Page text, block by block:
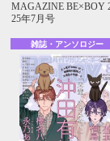
MAGAZINE BE×BOY
25年7月号
雑誌・アンソロジー